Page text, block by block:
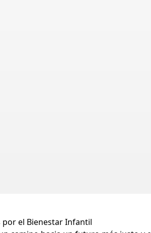
por el Bienestar Infantil